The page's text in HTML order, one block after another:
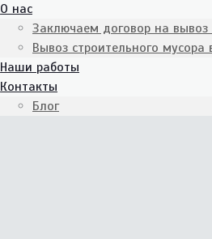
О нас
Заключаем договор на
Вывоз строительного
Наши работы
Контакты
Блог